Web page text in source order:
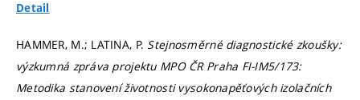
Detail
HAMMER, M.; LATINA, P. Stejnosměrné diagnostické zkoušky:
výzkumná zpráva projektu MPO ČR Praha FI-IM5/173:
Metodika stanovení životnosti vysokonapěťových izolačních